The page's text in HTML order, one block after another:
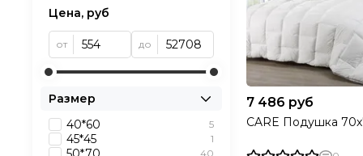
7 486 руб
CARE Подушка
Цена, руб
от до
Размер
40*60
5
45*45 1
40